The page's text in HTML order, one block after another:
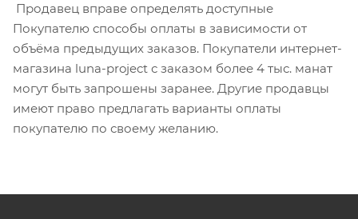
Продавец вправе определять доступные
Покупателю способы оплаты в зависимости от
объёма предыдущих заказов. Покупатели интернет-
магазина luna-project с заказом более 4 тыс. манат
могут быть запрошены заранее. Другие продавцы
имеют право предлагать варианты оплаты
покупателю по своему желанию.